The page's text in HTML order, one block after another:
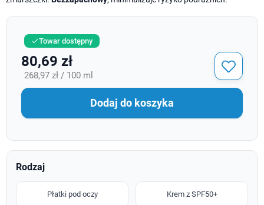
Towar dostępny
80,69 zł
268,97 zł / 100 ml
Dodaj do koszyka
Rodzaj
Płatki pod oczy Krem z SPF50+